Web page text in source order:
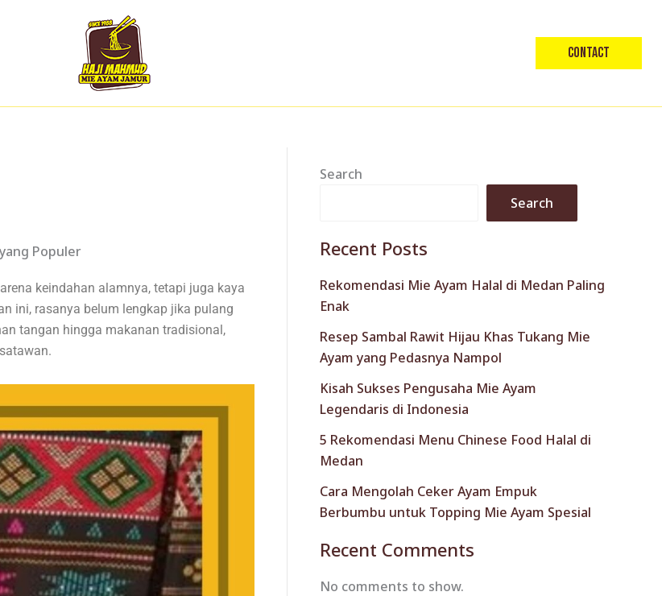
Contact
keindahan alamnya, tetapi juga kaya
ini, rasanya belum lengkap jika pulang
tangan hingga makanan tradisional,
Search
Search
Recent Posts
Rekomendasi Mie Ayam Halal di Medan Paling
Enak
Resep Sambal Rawit Hijau Khas Tukang Mie
Ayam yang Pedasnya Nampol
Kisah Sukses Pengusaha Mie Ayam
Legendaris di Indonesia
5 Rekomendasi Menu Chinese Food Halal di
Medan
Cara Mengolah Ceker Ayam Empuk
Berbumbu untuk Topping Mie Ayam Spesial
Recent Comments
No comments to show.